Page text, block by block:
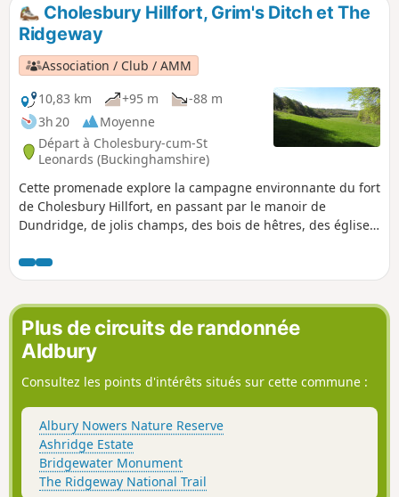
Cholesbury Hillfort, Grim's Ditch et The
Ridgeway
Association / Club / AMM
10,83 km
+95 m
-88 m
3h 20
Moyenne
Départ à Cholesbury-cum-St
Leonards (Buckinghamshire)
Cette promenade explore la campagne environnante du fort
de Cholesbury Hillfort, en passant par le manoir de
Dundridge, de jolis champs, des bois de hêtres, des églises
l'énigmatique Grim's Ditch.
Plus de circuits de randonnée
Aldbury
Consultez les points d'intérêts situés sur cette commune :
Albury Nowers Nature Reserve
Ashridge Estate
Bridgewater Monument
The Ridgeway National Trail